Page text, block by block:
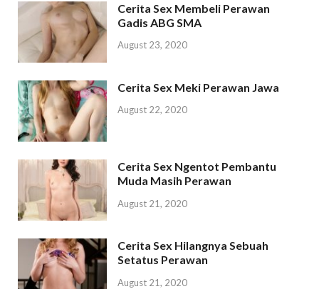
Cerita Sex Membeli Perawan
Gadis ABG SMA
August 23, 2020
Cerita Sex Meki Perawan Jawa
August 22, 2020
Cerita Sex Ngentot Pembantu
Muda Masih Perawan
August 21, 2020
Cerita Sex Hilangnya Sebuah
Setatus Perawan
August 21, 2020